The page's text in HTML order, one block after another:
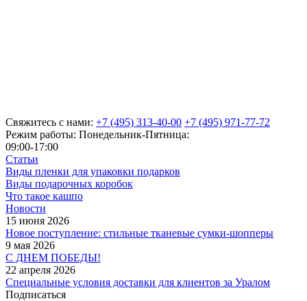
Свяжитесь с нами: +7 (495) 313-40-00 +7 (495) 971-77-72
Режим работы: Понедельник-Пятница:
09:00-17:00
Статьи
Виды пленки для упаковки подарков
Виды подарочных коробок
Что такое кашпо
Новости
15 июня 2026
Новое поступление: стильные тканевые сумки-шопперы
9 мая 2026
С ДНЕМ ПОБЕДЫ!
22 апреля 2026
Специальные условия доставки для клиентов за Уралом
Подписаться